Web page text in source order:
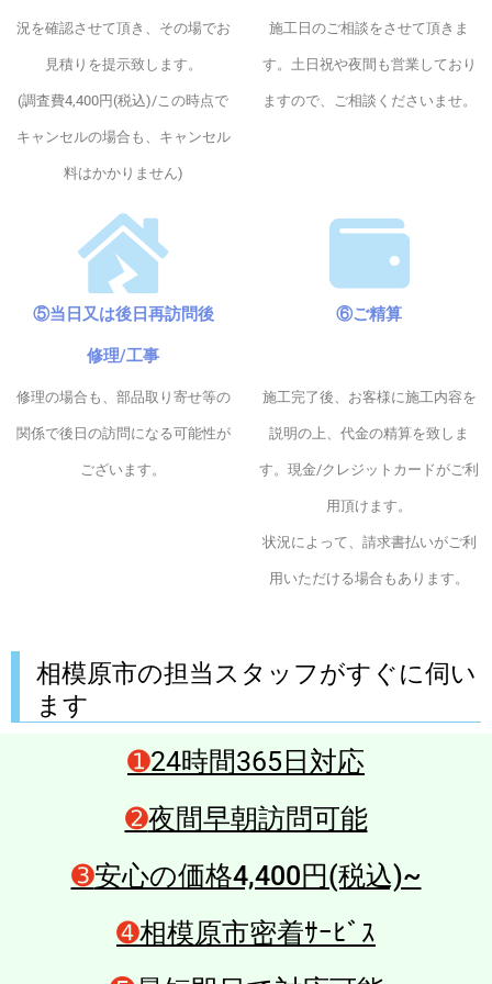
況を確認させて頂き、その場でお
見積りを提示致します。
(調査費4,400円(税込)/この時点で
キャンセルの場合も、キャンセル
料はかかりません)
施工日のご相談をさせて頂きま
す。土日祝や夜間も営業しており
ますので、ご相談くださいませ。
⑤当日又は後日再訪問後
修理/工事
修理の場合も、部品取り寄せ等の
関係で後日の訪問になる可能性が
ございます。
⑥ご精算
施工完了後、お客様に施工内容を
説明の上、代金の精算を致しま
す。現金/クレジットカードがご利
用頂けます。
状況によって、請求書払いがご利
用いただける場合もあります。
相模原市の担当スタッフがすぐに伺い
ます
➊24時間365日対応
➋夜間早朝訪問可能
➌安心の価格4,400円(税込)~
➍相模原市密着ｻｰﾋﾞｽ